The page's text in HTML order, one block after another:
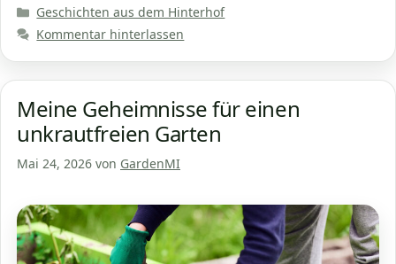
Kategorien
Geschichten aus dem Hinterhof
Kommentar hinterlassen
Meine Geheimnisse für einen
unkrautfreien Garten
Mai 24, 2026 von GardenMI